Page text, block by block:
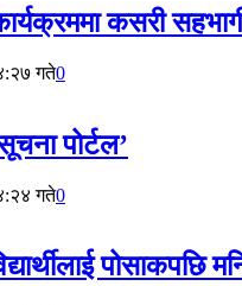
कसरी
गते0
पोर्टल’
गते0
पोसाकपछि